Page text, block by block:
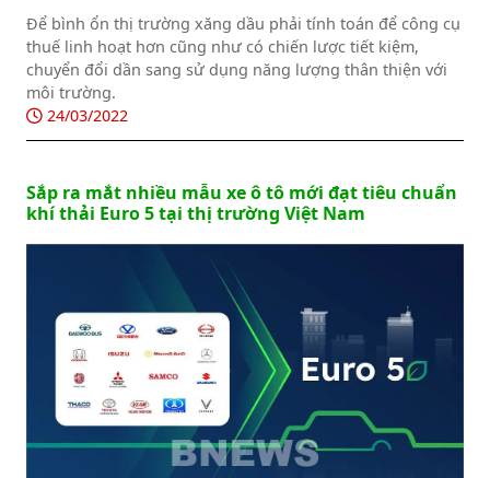
Để bình ổn thị trường xăng dầu phải tính toán để công cụ
thuế linh hoạt hơn cũng như có chiến lược tiết kiệm,
chuyển đổi dần sang sử dụng năng lượng thân thiện với
môi trường.
24/03/2022
Sắp ra mắt nhiều mẫu xe ô tô mới đạt tiêu chuẩn
khí thải Euro 5 tại thị trường Việt Nam